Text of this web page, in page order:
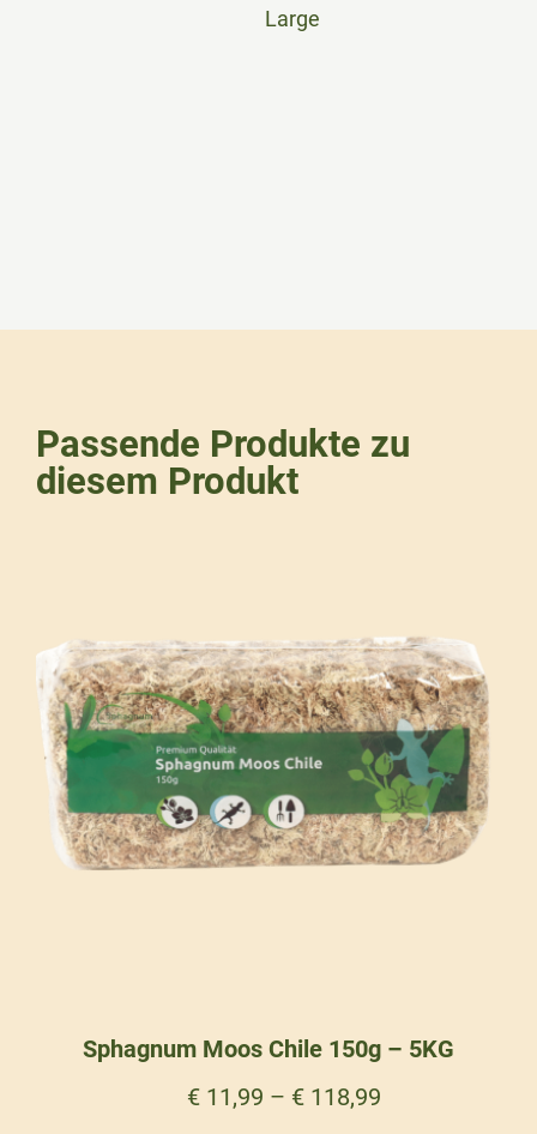
Large
Passende Produkte zu
diesem Produkt
Sphagnum Moos Chile 150g – 5KG
€11,99 – €118,99